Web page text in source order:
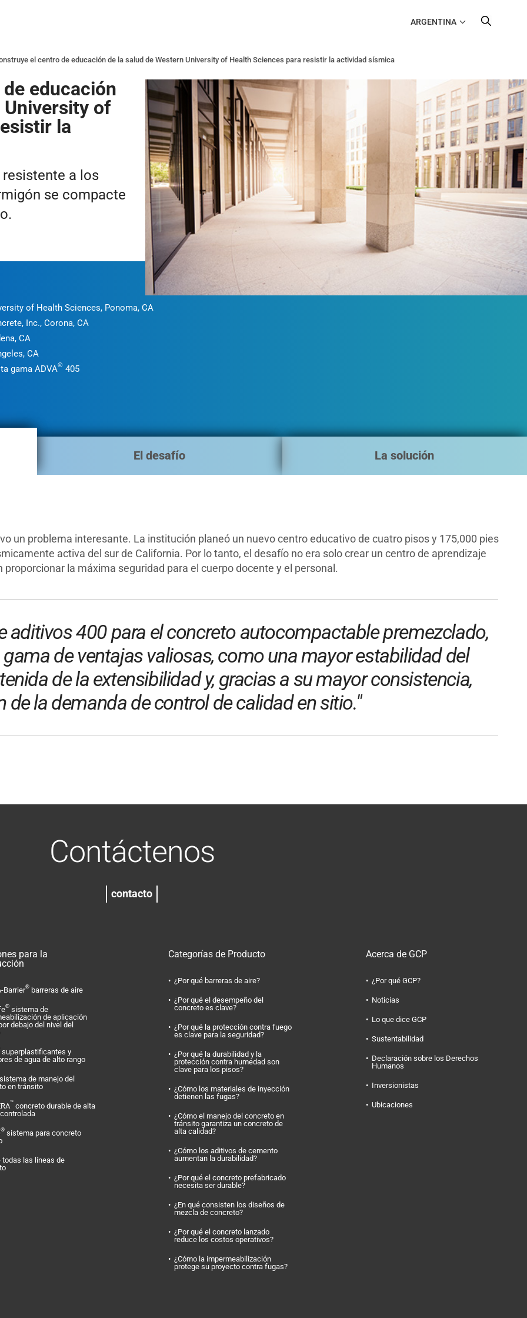
ARGENTINA
el centro de educación de la salud de Western University of Health Sciences para resistir la actividad sísmica
educación
University of
la
a los
se compacte
of Health Sciences, Ponoma, CA
Inc., Corona, CA
CA
CA
gama ADVA® 405
El desafío La solución
un problema interesante. La institución planeó un nuevo centro educativo de cuatro pisos y 175,000 pies
activa del sur de California. Por lo tanto, el desafío no era solo crear un centro de aprendizaje
la máxima seguridad para el cuerpo docente y el personal.
aditivos 400 para el concreto autocompactable premezclado,
de ventajas valiosas, como una mayor estabilidad del
de la extensibilidad y, gracias a su mayor consistencia,
de la demanda de control de calidad en sitio."
Contáctenos
contacto
para la
Barrier® barreras de aire
® sistema de
de aplicación
debajo del nivel del
superplastificantes y
de agua de alto rango
sistema de manejo del
en tránsito
™ concreto durable de alta
® sistema para concreto
todas las líneas de
Categorías de Producto
¿Por qué barreras de aire?
¿Por qué el desempeño del
concreto es clave?
¿Por qué la protección contra fuego
es clave para la seguridad?
¿Por qué la durabilidad y la
protección contra humedad son
clave para los pisos?
¿Cómo los materiales de inyección
detienen las fugas?
¿Cómo el manejo del concreto en
tránsito garantiza un concreto de
alta calidad?
¿Cómo los aditivos de cemento
aumentan la durabilidad?
¿Por qué el concreto prefabricado
necesita ser durable?
¿En qué consisten los diseños de
mezcla de concreto?
¿Por qué el concreto lanzado
reduce los costos operativos?
¿Cómo la impermeabilización
protege su proyecto contra fugas?
Acerca de GCP
¿Por qué GCP?
Noticias
Lo que dice GCP
Sustentabilidad
Declaración sobre los Derechos
Humanos
Inversionistas
Ubicaciones